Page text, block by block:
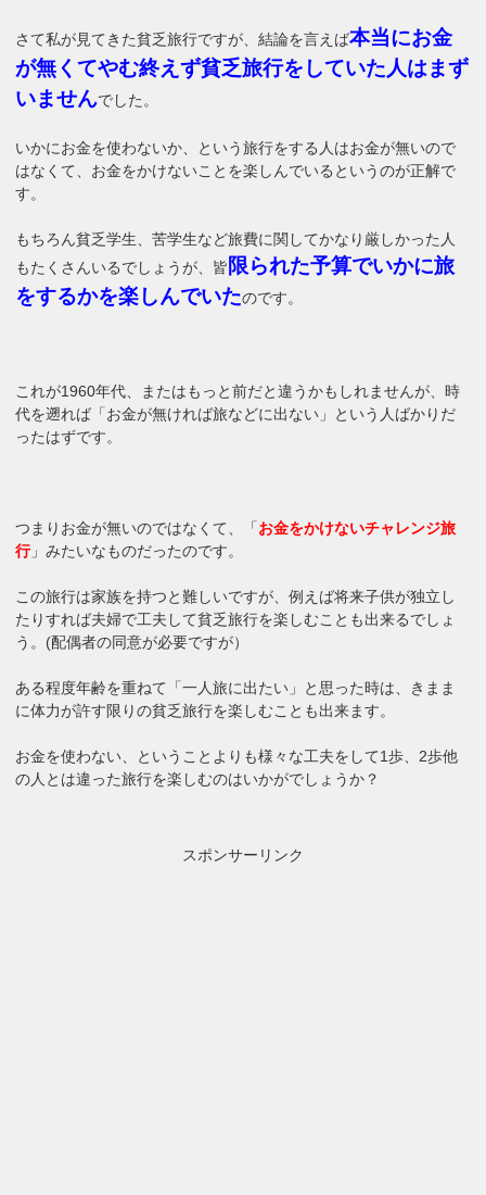
さて私が見てきた貧乏旅行ですが、結論を言えば本当にお金
が無くてやむ終えず貧乏旅行をしていた人はまず
いませんでした。
いかにお金を使わないか、という旅行をする人はお金が無いので
はなくて、お金をかけないことを楽しんでいるというのが正解で
す。
もちろん貧乏学生、苦学生など旅費に関してかなり厳しかった人
もたくさんいるでしょうが、皆 限られた予算でいかに旅
をするかを楽しんでいたのです。
これが1960年代、またはもっと前だと違うかもしれませんが、時
代を遡れば「お金が無ければ旅などに出ない」という人ばかりだ
ったはずです。
つまりお金が無いのではなくて、「お金をかけないチャレンジ旅
行」みたいなものだったのです。
この旅行は家族を持つと難しいですが、例えば将来子供が独立し
たりすれば夫婦で工夫して貧乏旅行を楽しむことも出来るでしょ
う。(配偶者の同意が必要ですが）
ある程度年齢を重ねて「一人旅に出たい」と思った時は、きまま
に体力が許す限りの貧乏旅行を楽しむことも出来ます。
お金を使わない、ということよりも様々な工夫をして1歩、2歩他
の人とは違った旅行を楽しむのはいかがでしょうか？
スポンサーリンク